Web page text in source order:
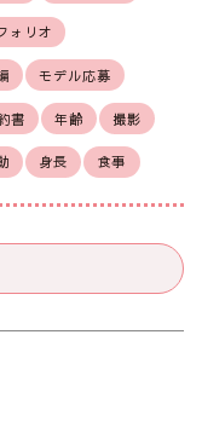
ォリオ
モデル応募
書 年齢 撮影
身長 食事